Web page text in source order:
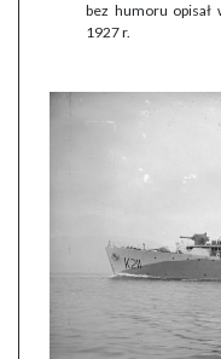
bez humoru opisał
1927 r.